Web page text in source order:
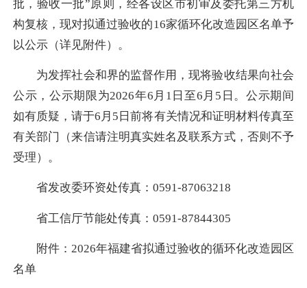
批，验收一批”原则，经各设区市初审及委托第三方机
构复核，现对拟通过验收的16家循环化改造园区名单予
以公示（详见附件）。
为发挥社会和界的监督作用，现将验收结果向社会
公示，公示期限为2026年6月1日至6月5日。公示期间
如有质疑，请于6月5日前将有关情况和证明材料传真至
有关部门（来信请注明真实姓名及联系方式，否则不予
受理）。
省发改委环资处传真：0591-87063218
省工信厅节能处传真：0591-87844305
附件：2026年福建省拟通过验收的循环化改造园区
名单